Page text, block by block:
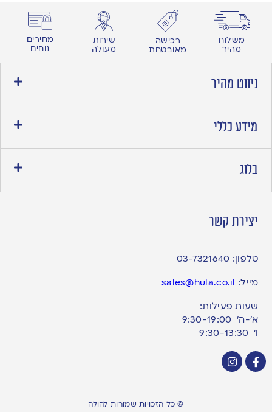
משלוח
מהיר
רכישה
מאובטחת
שירות
מעולה
מחירים
נוחים
ניווט מהיר
מידע כללי
בלוג
יצירת קשר
טלפון: 03-7321640
מייל: sales@hula.co.il
שעות פעילות:
א’-ה’ 9:30-19:00
ו׳ 9:30-13:30
© כל הזכויות שמורות להולה